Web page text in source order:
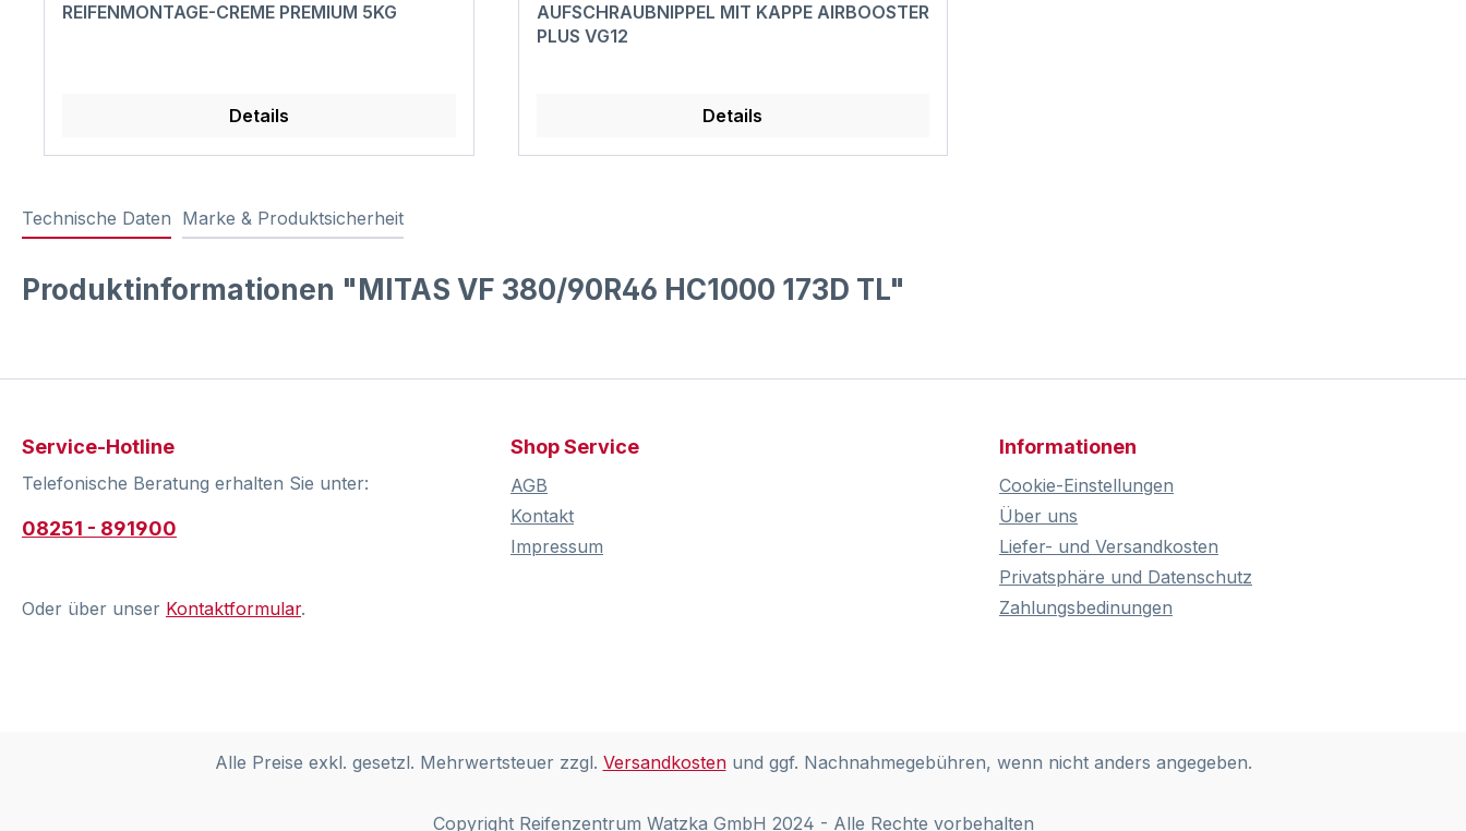
REIFENMONTAGE-CREME PREMIUM 5KG
Details
AUFSCHRAUBNIPPEL MIT KAPPE AIRBOOSTER
PLUS VG12
Details
Technische Daten Marke & Produktsicherheit
Produktinformationen "MITAS VF 380/90R46 HC1000 173D TL"
Service-Hotline
Telefonische Beratung erhalten Sie unter:
08251 - 891900
Oder über unser Kontaktformular.
Shop Service
AGB
Kontakt
Impressum
Informationen
Cookie-Einstellungen
Über uns
Liefer- und Versandkosten
Privatsphäre und Datenschutz
Zahlungsbedinungen
Alle Preise exkl. gesetzl. Mehrwertsteuer zzgl. Versandkostenund ggf. Nachnahmegebühren, wenn nicht anders angegeben.
Copyright Reifenzentrum Watzka GmbH 2024 - Alle Rechte vorbehalten